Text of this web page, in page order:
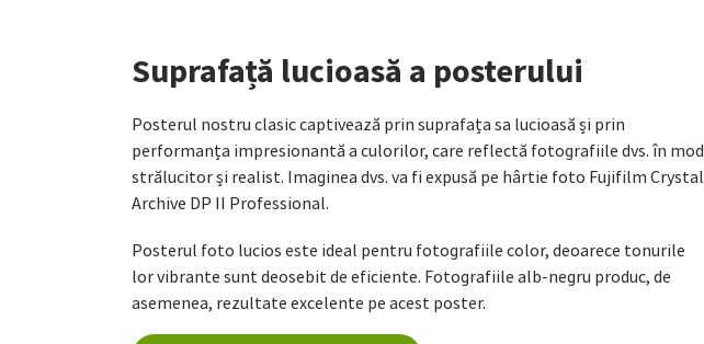
Suprafață lucioasă a posterului
Posterul nostru clasic captivează prin suprafața sa lucioasă și prin
performanța impresionantă a culorilor, care reflectă fotografiile dvs. în mod
strălucitor și realist. Imaginea dvs. va fi expusă pe hârtie foto Fujifilm Crystal
Archive DP II Professional.
Posterul foto lucios este ideal pentru fotografiile color, deoarece tonurile
lor vibrante sunt deosebit de eficiente. Fotografiile alb-negru produc, de
asemenea, rezultate excelente pe acest poster.